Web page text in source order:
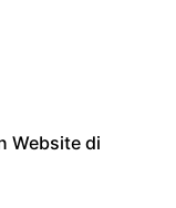
Website di